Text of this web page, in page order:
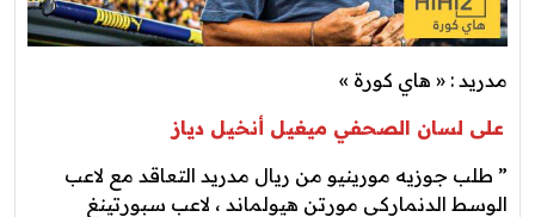
مدريد : « هاي كورة »
على لسان الصحفي ميغيل أنخيل دياز
” طلب جوزيه مورينيو من ريال مدريد التعاقد مع لاعب
الوسط الدنماركي مورتن هيولماند ، لاعب سبورتينغ